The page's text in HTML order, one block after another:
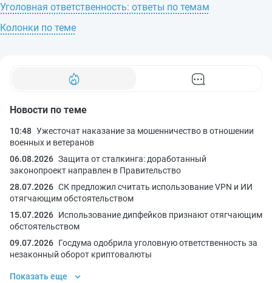
Новости по теме
10:48 Ужесточат наказание за мошенничество в отношении
военных и ветеранов
06.08.2026 Защита от сталкинга: доработанный
законопроект направлен в Правительство
28.07.2026 СК предложил считать использование VPN и ИИ
отягчающим обстоятельством
15.07.2026 Использование дипфейков признают отягчающим
обстоятельством
09.07.2026 Госдума одобрила уголовную ответственность за
незаконный оборот криптовалюты
Показать еще
Уголовная ответственность: ответы по темам
Колонки по теме